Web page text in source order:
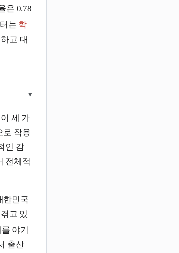
은 0.78
는 학
고 대
▾
세 가
로 작용
인 감
전체적
한민국
고 있
야기
출산